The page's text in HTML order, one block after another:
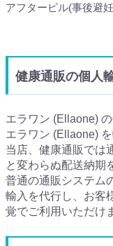
アフターピル(事後避
健康通販の個人
エラワン (Ellaone)
エラワン (Ellaone)
当店、健康通販では
と変わらぬ配送納期
普通の通販システム
輸入を代行し、お客
覚でご利用いただけ